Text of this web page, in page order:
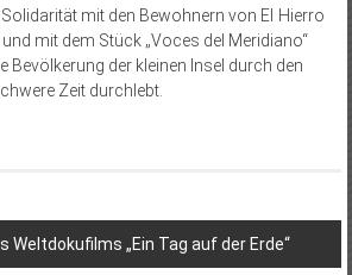
mit den Bewohnern von El Hierro
mit dem Stück „Voces del Meridiano“
Bevölkerung der kleinen Insel durch den
Zeit durchlebt.
Weltdokufilms „Ein Tag auf der Erde“